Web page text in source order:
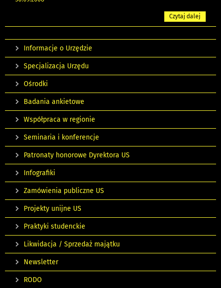
Czytaj dalej
Informacje o Urzędzie
Specjalizacja Urzędu
Ośrodki
Badania ankietowe
Współpraca w regionie
Seminaria i konferencje
Patronaty honorowe Dyrektora US
Infografiki
Zamówienia publiczne US
Projekty unijne US
Praktyki studenckie
Likwidacja / Sprzedaż majątku
Newsletter
RODO